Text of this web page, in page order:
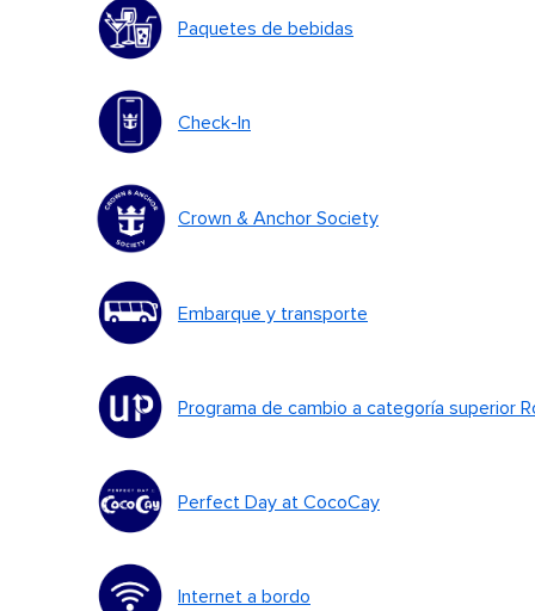
Paquetes de bebidas
Check-In
Crown & Anchor Society
Embarque y transporte
Programa de cambio a categoría superior
Perfect Day at CocoCay
Internet a bordo